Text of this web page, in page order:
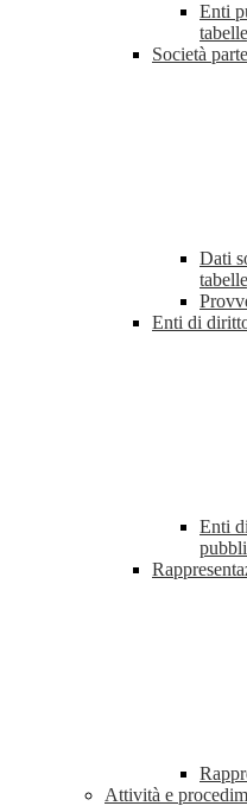
Enti
Società
Dati
Enti di
Enti
Attività e